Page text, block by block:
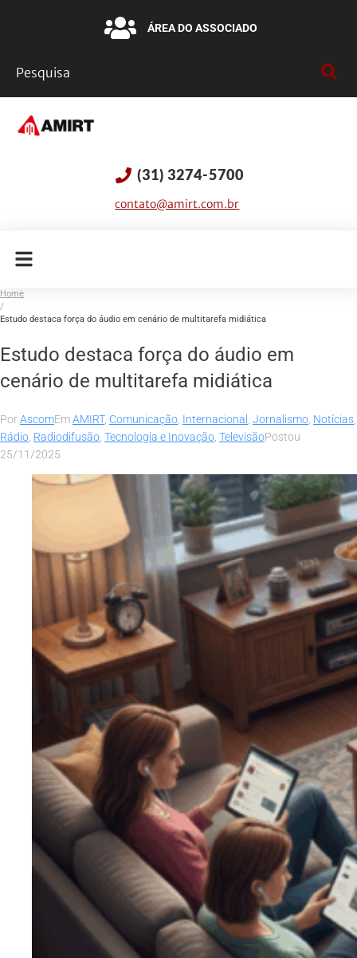
ÁREA DO ASSOCIADO
(31) 3274-5700
contato@amirt.com.br
Home
/
Estudo destaca força do áudio em cenário de multitarefa midiática
Estudo destaca força do áudio em
cenário de multitarefa midiática
PorAscomEmAMIRT, Comunicação Internacional Jornalismo Notícias
Rádio Radiodifusão Tecnologia e Inovação TelevisãoPostou
25/11/2025